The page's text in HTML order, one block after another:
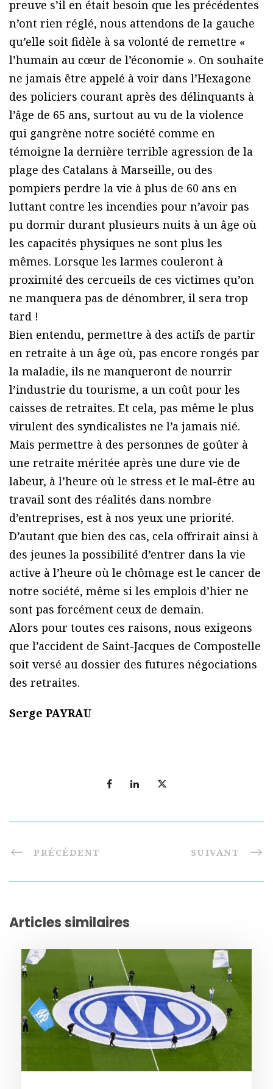
preuve s’il en était besoin que les précédentes
n’ont rien réglé, nous attendons de la gauche
qu’elle soit fidèle à sa volonté de remettre «
l’humain au cœur de l’économie ». On souhaite
ne jamais être appelé à voir dans l’Hexagone
des policiers courant après des délinquants à
l’âge de 65 ans, surtout au vu de la violence
qui gangrène notre société comme en
témoigne la dernière terrible agression de la
plage des Catalans à Marseille, ou des
pompiers perdre la vie à plus de 60 ans en
luttant contre les incendies pour n’avoir pas
pu dormir durant plusieurs nuits à un âge où
les capacités physiques ne sont plus les
mêmes. Lorsque les larmes couleront à
proximité des cercueils de ces victimes qu’on
ne manquera pas de dénombrer, il sera trop
tard !
Bien entendu, permettre à des actifs de partir
en retraite à un âge où, pas encore rongés par
la maladie, ils ne manqueront de nourrir
l’industrie du tourisme, a un coût pour les
caisses de retraites. Et cela, pas même le plus
virulent des syndicalistes ne l’a jamais nié.
Mais permettre à des personnes de goûter à
une retraite méritée après une dure vie de
labeur, à l’heure où le stress et le mal-être au
travail sont des réalités dans nombre
d’entreprises, est à nos yeux une priorité.
D’autant que bien des cas, cela offrirait ainsi à
des jeunes la possibilité d’entrer dans la vie
active à l’heure où le chômage est le cancer de
notre société, même si les emplois d’hier ne
sont pas forcément ceux de demain.
Alors pour toutes ces raisons, nous exigeons
que l’accident de Saint-Jacques de Compostelle
soit versé au dossier des futures négociations
des retraites.
Serge PAYRAU
PRÉCÉDENT SUIVANT
Articles similaires